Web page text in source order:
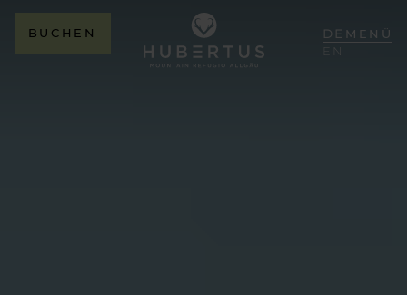
BUCHEN
DE
EN
MENÜ